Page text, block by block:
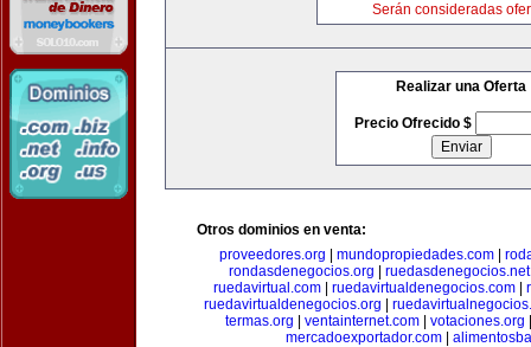
Serán consideradas
Realizar una Oferta
Precio Ofrecido $
Otros dominios en venta:
proveedores.org
mundopropiedades.com|
rondasdenegocios.org
ruedasdenegocios.net
ruedavirtual.com| ruedavirtualdenegocios.com|
ruedavirtualdenegocios.org
termas.org
ventainternet.com votaciones.org
mercadoexportador.com|